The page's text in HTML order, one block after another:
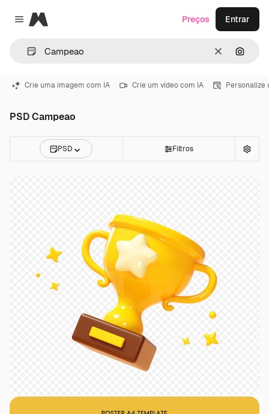
Close menu
Magnific
Limpar
Preços Entrar
Crie uma imagem com IA Crie um vídeo com IA Personalize
PSD Campeao
PSD Filtros